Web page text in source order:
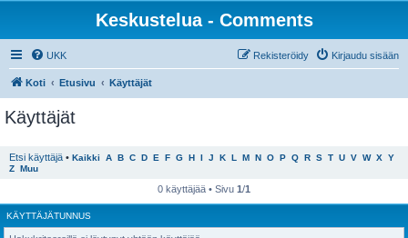
Keskustelua - Comments
UKK Kirjaudu sisään
Rekisteröidy
Koti Etusivu Käyttäjät
Käyttäjät
Etsi käyttäjä • Kaikki A B C D E F G H I J K L M N O P Q R S T U V W X Y
Z Muu
0 käyttäjää • Sivu 1/1
KÄYTTÄJÄTUNNUS